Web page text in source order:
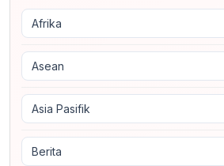
Afrika
Asean
Asia Pasifik
Berita